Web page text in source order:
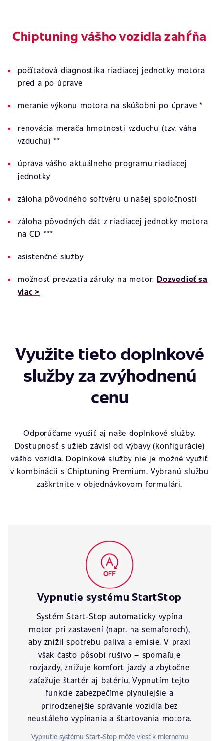
Chiptuning vášho vozidla zahŕňa
počítačová diagnostika riadiacej jednotky motora
pred a po úprave
meranie výkonu motora na skúšobni po úprave *
renovácia merača hmotnosti vzduchu (tzv. váha
vzduchu) **
úprava vášho aktuálneho programu riadiacej
jednotky
záloha pôvodného softvéru u našej spoločnosti
záloha pôvodných dát z riadiacej jednotky motora
na CD ***
asistenčné služby
možnosť prevzatia záruky na motor. Dozvedieť sa
viac >
Využite tieto doplnkové
služby za zvýhodnenú
cenu
Odporúčame využiť aj naše doplnkové služby.
Dostupnosť služieb závisí od výbavy (konfigurácie)
vášho vozidla. Doplnkové služby nie je možné využiť
v kombinácii s Chiptuning Premium. Vybranú službu
zaškrtnite v objednávkovom formulári.
Vypnutie systému StartStop
Systém Start-Stop automaticky vypína
motor pri zastavení (napr. na semaforoch),
aby znížil spotrebu paliva a emisie. V praxi
však často pôsobí rušivo – spomaľuje
rozjazdy, znižuje komfort jazdy a zbytočne
zaťažuje štartér aj batériu. Vypnutím tejto
funkcie zabezpečíme plynulejšie a
prirodzenejšie správanie vozidla bez
neustáleho vypínania a štartovania motora.
Vypnutie systému Start-Stop môže viesť k miernemu